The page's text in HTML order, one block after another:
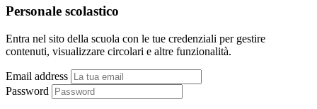
Personale scolastico
Entra nel sito della scuola con le tue credenziali per gestire
contenuti, visualizzare circolari e altre funzionalità.
Email address
Password